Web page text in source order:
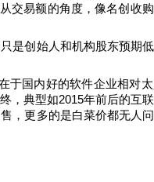
交易额的角度，像名创收购
是创始人和机构股东预期
于国内好的软件企业相对
，典型如2015年前后的互
，更多的是白菜价都无人